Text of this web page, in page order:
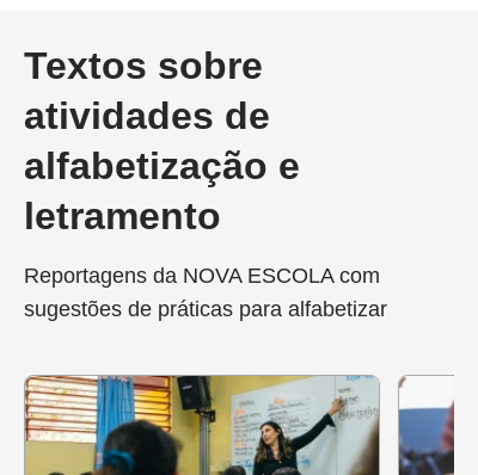
Textos sobre
atividades de
alfabetização e
letramento
Reportagens da NOVA ESCOLA com
sugestões de práticas para alfabetizar